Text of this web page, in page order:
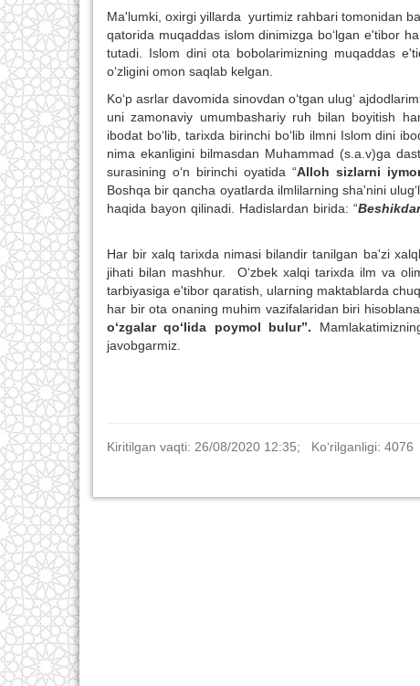
Ma'lumki, oxirgi yillarda yurtimiz rahbari tomonidan
qatorida muqaddas islom dinimizga bo‘lgan e'tibor
tutadi. Islom dini ota bobolarimizning muqaddas
o‘zligini omon saqlab kelgan.
Ko‘p asrlar davomida sinovdan o‘tgan ulug‘
uni zamonaviy umumbashariy ruh bilan boyitish
ibodat bo‘lib, tarixda birinchi bo‘lib ilmni Islom dini
nima ekanligini bilmasdan Muhammad (s.a.v)ga
surasining o‘n birinchi oyatida “Alloh sizlarni
Boshqa bir qancha oyatlarda ilmlilarning sha'nini
haqida bayon qilinadi. Hadislardan birida: “
Har bir xalq tarixda nimasi bilandir tanilgan ba'zi
jihati bilan mashhur. O‘zbek xalqi tarixda ilm va
tarbiyasiga e'tibor qaratish, ularning maktablarda
har bir ota onaning muhim vazifalaridan biri
o‘zgalar qo‘lida poymol bulur”.
javobgarmiz.
Kiritilgan vaqti: 26/08/2020 12:35; Ko‘rilganligi: 4076